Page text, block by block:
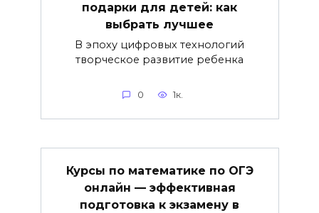
подарки для детей: как
выбрать лучшее
В эпоху цифровых технологий
творческое развитие ребенка
0 1к.
Курсы по математике по ОГЭ
онлайн — эффективная
подготовка к экзамену в